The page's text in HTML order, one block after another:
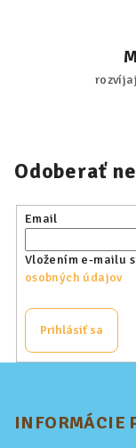
Odoberať
Email
Vložením e-mailu
osobných údajov
Prihlásiť sa
INFORMÁCIE